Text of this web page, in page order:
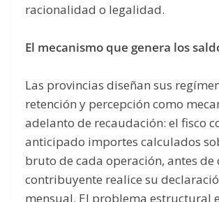
racionalidad o legalidad.
El mecanismo que genera los
Las provincias diseñan sus
retención y percepción como
adelanto de recaudación: el fisco
anticipado importes calculados
bruto de cada operación, antes de
contribuyente realice su
mensual. El problema estructural